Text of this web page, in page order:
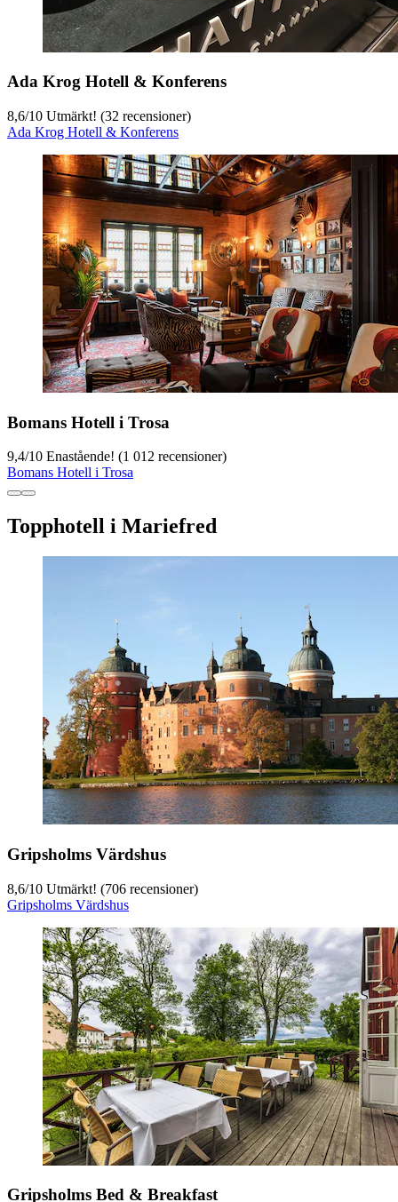
Ada Krog Hotell & Konferens
8,6/10 Utmärkt! (32 recensioner)
Ada Krog Hotell & Konferens
Bomans Hotell i Trosa
9,4/10 Enastående! (1 012 recensioner)
Bomans Hotell i Trosa
Topphotell i Mariefred
Gripsholms Värdshus
8,6/10 Utmärkt! (706 recensioner)
Gripsholms Värdshus
Gripsholms Bed & Breakfast